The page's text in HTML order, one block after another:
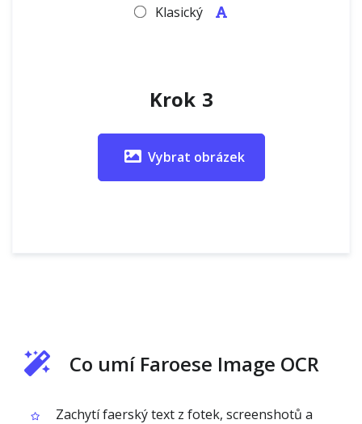
Klasický
Krok 3
Vybrat obrázek
Co umí Faroese Image OCR
Zachytí faerský text z fotek, screenshotů a